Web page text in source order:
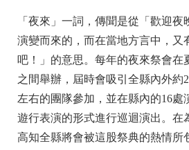
「夜來」一詞，傳聞是從「歡迎
演變而來的，而在當地方言中，又
吧！」的意思。每年的夜來祭會在
之間舉辦，屆時會吸引全縣內外約
左右的團隊參加，並在縣內的16處
遊行表演的形式進行巡迴演出。在
高知全縣將會被這股祭典的熱情所